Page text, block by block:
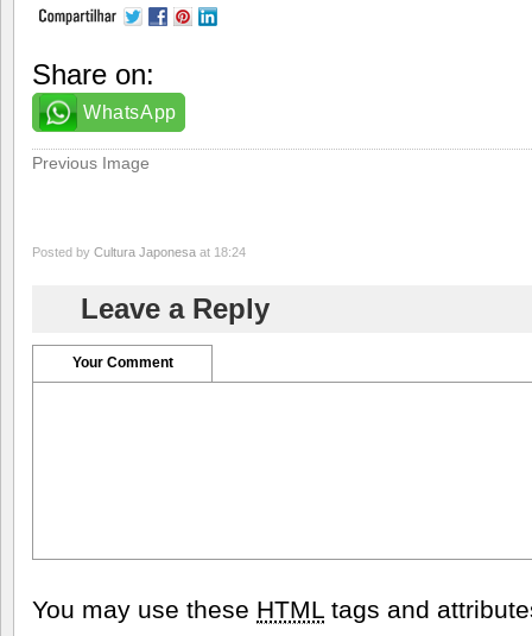
Share on:
WhatsApp
Previous Image
Posted by Cultura Japonesa at 18:24
Leave a Reply
Your Comment
You may use these HTML tags and